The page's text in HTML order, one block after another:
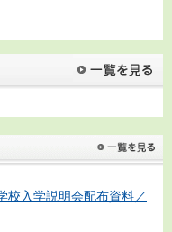
校入学説明会配布資料／